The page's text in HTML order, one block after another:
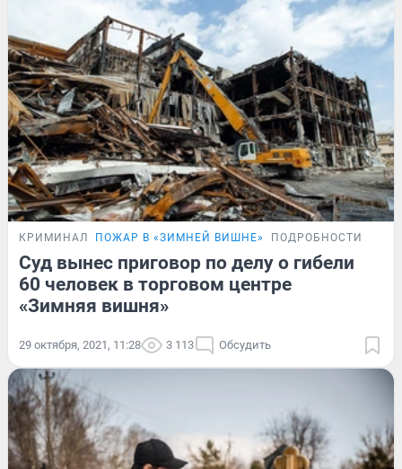
КРИМИНАЛ ПОЖАР В «ЗИМНЕЙ ВИШНЕ» ПОДРОБНОСТИ
Суд вынес приговор по делу о гибели
60 человек в торговом центре
«Зимняя вишня»
29 октября, 2021, 11:28 3 113 Обсудить